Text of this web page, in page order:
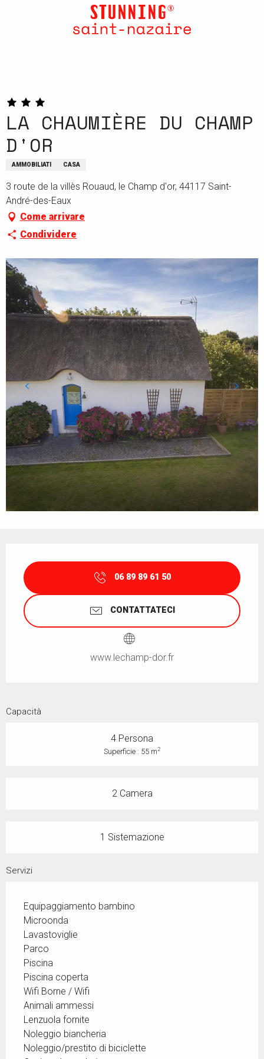
LA CHAUMIÈRE DU CHAMP
D'OR
AMMOBILIATI CASA
3 route de la villès Rouaud, le Champ d'or, 44117 Saint-
André-des-Eaux
Come arrivare
Condividere
06 89 89 61 50
CONTATTATECI
www.lechamp-dor.fr
Capacità
4 Persona
Superficie : 55 m2
2 Camera
1 Sistemazione
Servizi
Equipaggiamento bambino
Microonda
Lavastoviglie
Parco
Piscina
Piscina coperta
Wifi Borne / Wifi
Animali ammessi
Lenzuola fornite
Noleggio biancheria
Noleggio/prestito di biciclette